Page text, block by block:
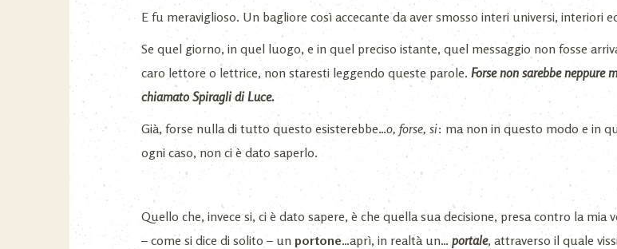
E fu meraviglioso. Un bagliore così accecante da aver smosso interi universi, interiori
Se quel giorno, in quel luogo, e in quel preciso istante, quel messaggio non fosse
caro lettore o lettrice, non staresti leggendo queste parole. Forse non sarebbe neppure
chiamato Spiragli di Luce.
Già, forse nulla di tutto questo esisterebbe…o, forse, si: ma non in questo modo e in
ogni caso, non ci è dato saperlo.
Quello che, invece si, ci è dato sapere, è che quella sua decisione, presa contro la mia
– come si dice di solito – un portone…aprì, in realtà un… portale, attraverso il quale